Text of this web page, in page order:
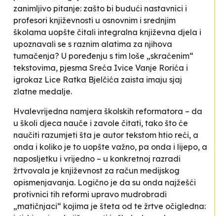
zanimljivo pitanje: zašto bi budući nastavnici i
profesori književnosti u osnovnim i srednjim
školama uopšte čitali integralna književna djela i
upoznavali se s raznim alatima za njihova
tumačenja? U poređenju s tim loše „skraćenim“
tekstovima, pjesma Sreća Ivice Vanje Rorića i
igrokaz Lice Ratka Bjelčića zaista imaju sjaj
zlatne medalje.
Hvalevrijedna namjera školskih reformatora – da
u školi djeca nauče i zavole čitati, tako što će
naučiti razumjeti šta je autor tekstom htio reći, a
onda i koliko je to uopšte važno, pa onda i lijepo, a
naposljetku i vrijedno – u konkretnoj razradi
žrtvovala je književnost za račun medijskog
opismenjavanja. Logično je da su onda najžešći
protivnici tih reformi upravo mudrobradi
„matičnjaci“ kojima je šteta od te žrtve očigledna: